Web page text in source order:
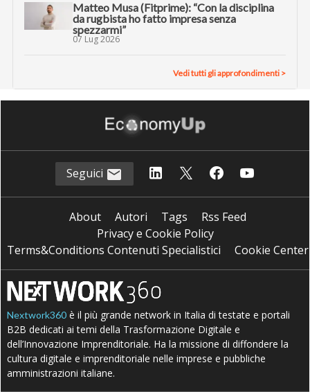
Matteo Musa (Fitprime): “Con la disciplina
da rugbista ho fatto impresa senza
spezzarmi”
07 Lug 2026
Vedi tutti gli approfondimenti >
Seguici
About Autori Tags
Rss Feed
Privacy e Cookie Policy
Terms&Conditions Contenuti Specialistici
Cookie Center
Nextwork360 è il più grande network in Italia di testate e portali
B2B dedicati ai temi della Trasformazione Digitale e
dell’Innovazione Imprenditoriale. Ha la missione di diffondere la
cultura digitale e imprenditoriale nelle imprese e pubbliche
amministrazioni italiane.